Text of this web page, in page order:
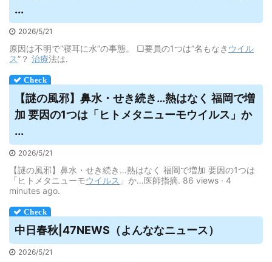
...
2026/5/21
原因は不明で“寝耳に水”の事態。 □要員の1つは“名もなき ウイル
ス”？ 治療法は.
【謎の風邪】鼻水・せき続き…熱はなく 福岡で増
加 要因の1つは「ヒトメタニューモウイルス 」か
...
2026/5/21
【謎の風邪】鼻水・せき続き…熱はなく 福岡で増加 要因の1つは
「ヒトメタニューモウイルス 」か…医師指摘. 86 views · 4
minutes ago.
中日春秋|47NEWS（よんななニュース）
2026/5/21